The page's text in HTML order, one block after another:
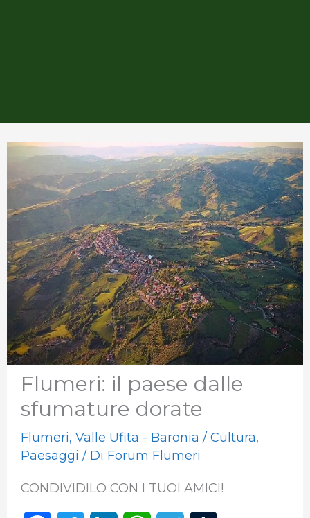
Flumeri: il paese dalle
sfumature dorate
Flumeri, Valle Ufita - Baronia / Cultura,
Paesaggi / Di Forum Flumeri
CONDIVIDILO CON I TUOI AMICI!